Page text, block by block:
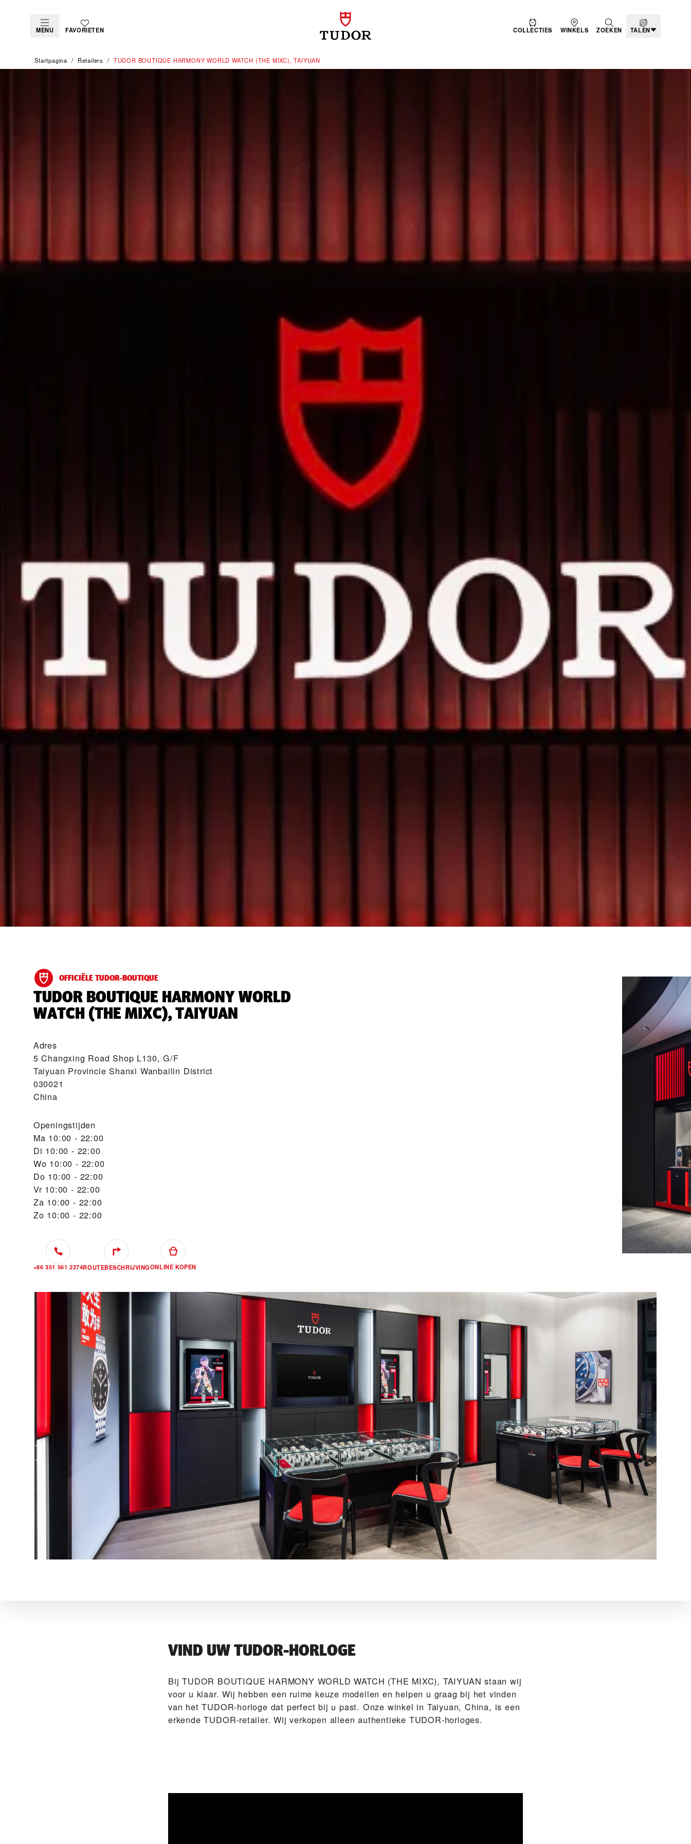
MENU FAVORIETEN COLLECTIES WINKELS ZOEKEN TALEN
Startpagina Retailers ‭TUDOR BOUTIQUE HARMONY WORLD WATCH (THE MIXC), TAIYUAN‬
OFFICIËLE TUDOR-BOUTIQUE
‭TUDOR BOUTIQUE HARMONY WORLD
WATCH (THE MIXC), TAIYUAN‬
Adres
5 Changxing Road Shop L130, G/F
Taiyuan Provincie Shanxi Wanbailin District
030021
China
Openingstijden
Ma 10:00 - 22:00
Di 10:00 - 22:00
Wo 10:00 - 22:00
Do 10:00 - 22:00
Vr 10:00 - 22:00
Za 10:00 - 22:00
Zo 10:00 - 22:00
+86 351 561 2274ROUTEBESCHRIJVINGONLINE KOPEN
VIND UW TUDOR-HORLOGE
Bij ‭TUDOR BOUTIQUE HARMONY WORLD WATCH (THE MIXC), TAIYUAN‬ staan wij
voor u klaar. Wij hebben een ruime keuze modellen en helpen u graag bij het vinden
van het TUDOR-horloge dat perfect bij u past. Onze winkel in Taiyuan, China, is een
erkende TUDOR-retailer. Wij verkopen alleen authentieke TUDOR-horloges.